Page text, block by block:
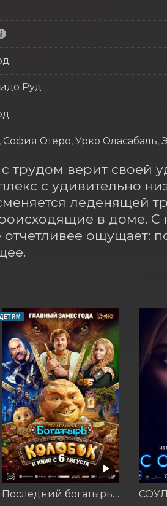
Руд
Отеро, Урко Оласабаль,
трудом верит своей
с удивительно
леденящей
в доме.
отчетливее ощущает:
ДЕТЯМ
Последний богатырь. Колобок